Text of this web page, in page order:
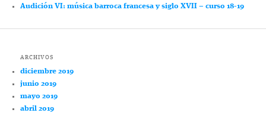
Audición VI: música barroca francesa y siglo XVII – curso 18-19
ARCHIVOS
diciembre 2019
junio 2019
mayo 2019
abril 2019